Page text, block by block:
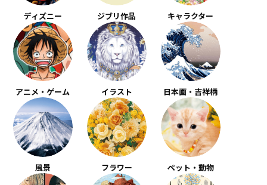
ディズニー ジブリ作品 キャラクター
アニメ・ゲーム イラスト 日本画・吉祥柄
風景 フラワー ペット・動物